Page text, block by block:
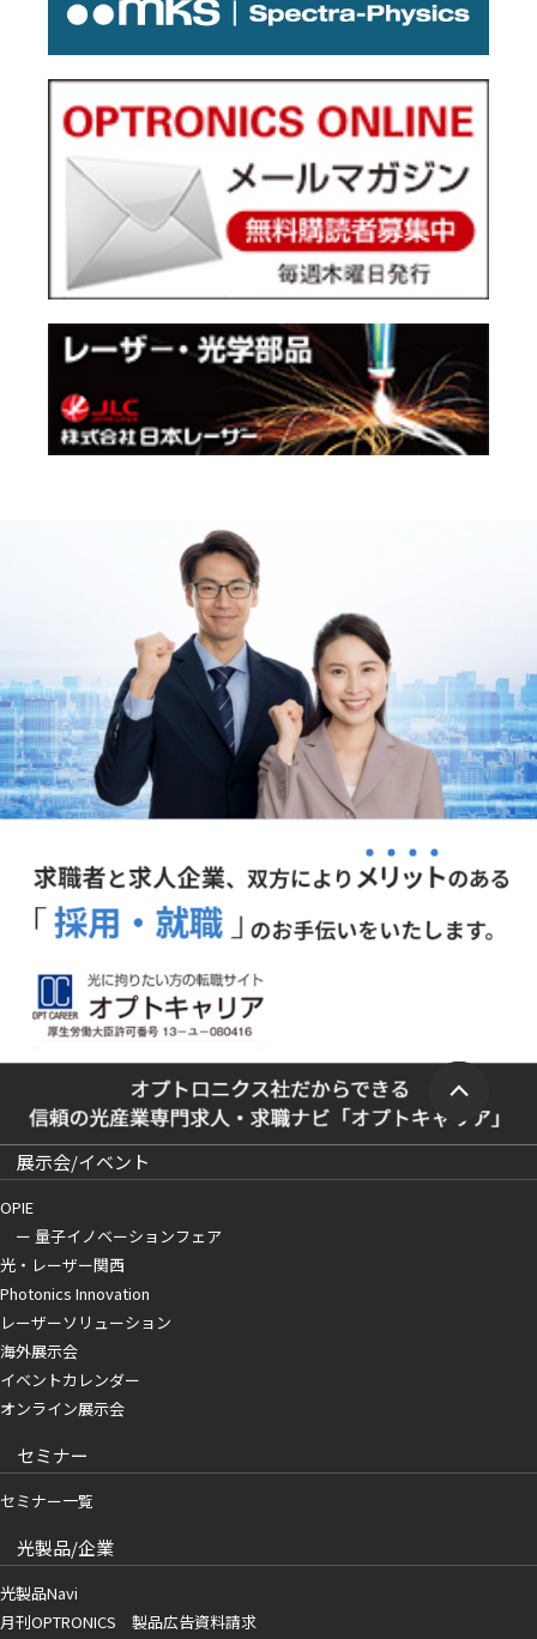
展示会/イベント
OPIE
ー 量子イノベーションフェア
光・レーザー関西
Photonics Innovation
レーザーソリューション
海外展示会
イベントカレンダー
オンライン展示会
セミナー
セミナー一覧
光製品/企業
光製品Navi
月刊OPTRONICS 製品広告資料請求